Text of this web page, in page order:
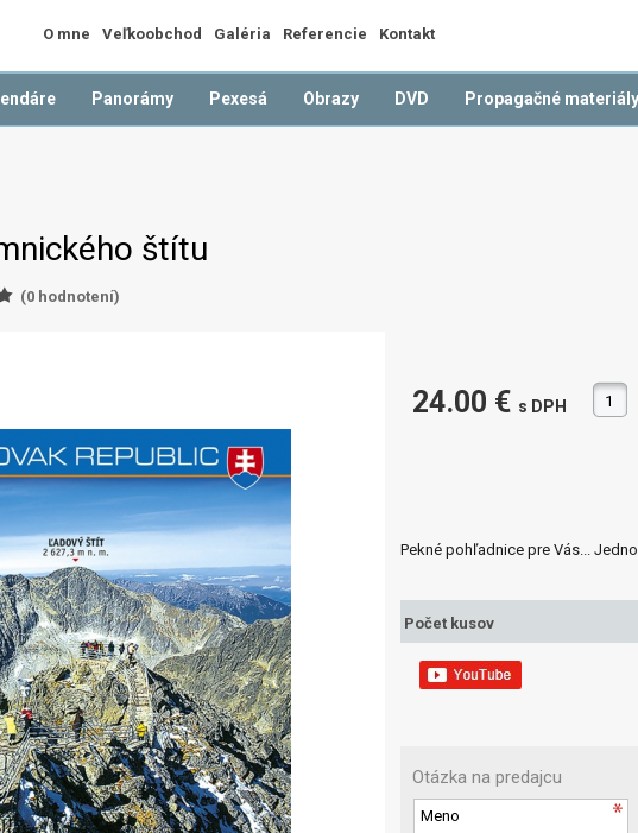
O mne Veľkoobchod Galéria Referencie Kontakt
Panorámy Pexesá Obrazy DVD Propagačné materiály
štítu
(0 hodnotení)
24.00 € s DPH
Pekné pohľadnice pre Vás...
Počet kusov
Otázka na predajcu